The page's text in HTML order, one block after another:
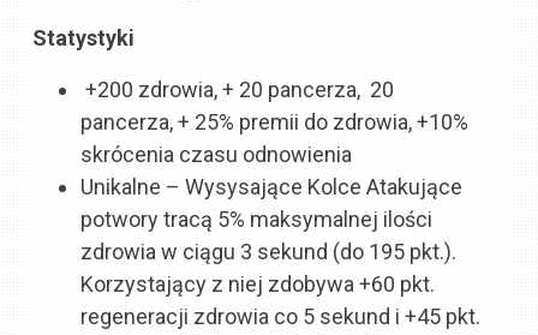
Statystyki
+200 zdrowia, + 20 pancerza, 20
pancerza, + 25% premii do zdrowia, +10%
skrócenia czasu odnowienia
Unikalne – Wysysające Kolce Atakujące
potwory tracą 5% maksymalnej ilości
zdrowia w ciągu 3 sekund (do 195 pkt.).
Korzystający z niej zdobywa +60 pkt.
regeneracji zdrowia co 5 sekund i +45 pkt.